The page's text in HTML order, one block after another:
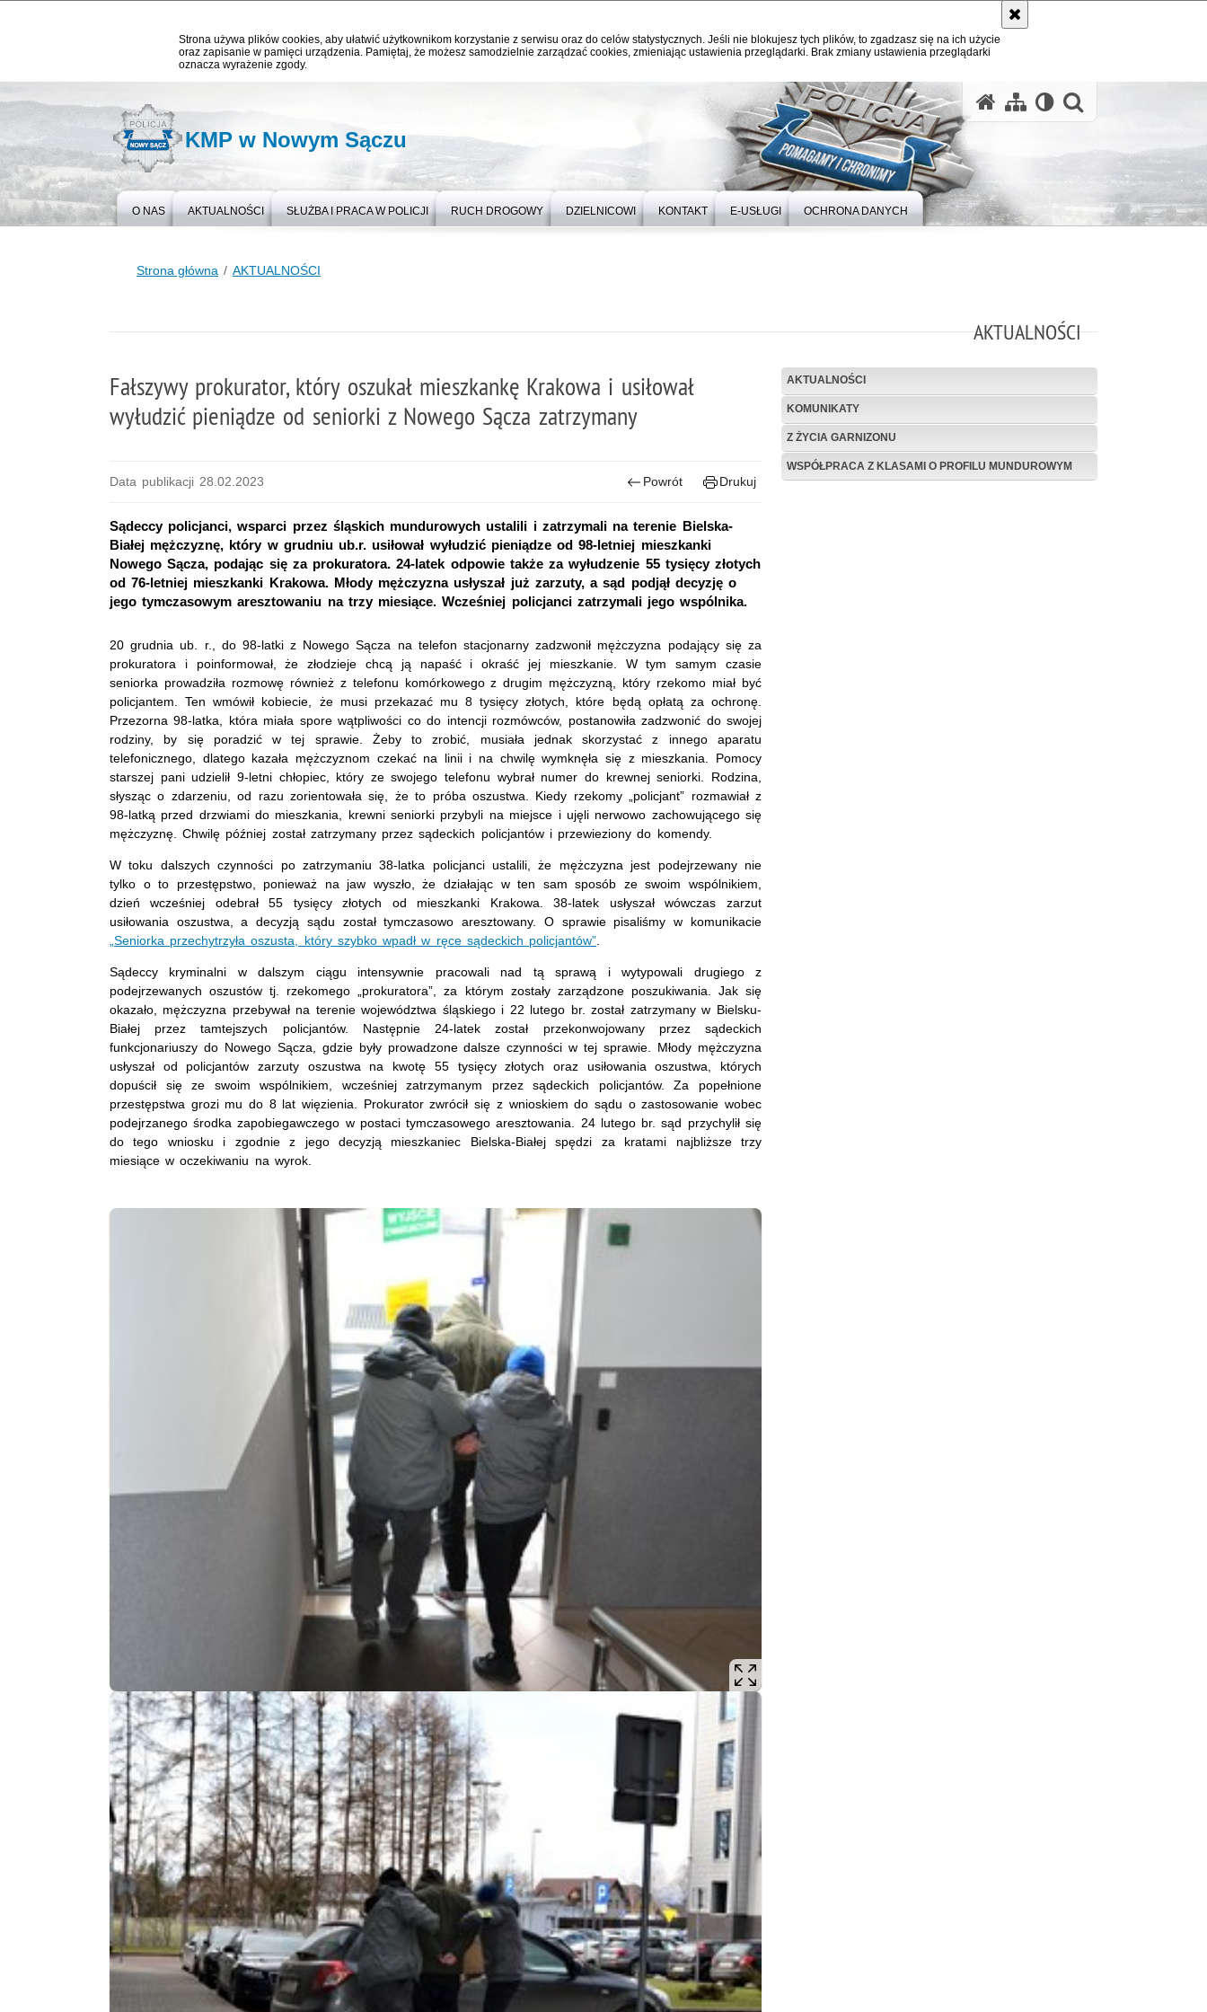
Strona używa plików cookies, aby ułatwić użytkownikom korzystanie z serwisu oraz do celów statystycznych. Jeśli nie blokujesz tych plików, to zgadzasz się na ich użycie
oraz zapisanie w pamięci urządzenia. Pamiętaj, że możesz samodzielnie zarządzać cookies, zmieniając ustawienia przeglądarki. Brak zmiany ustawienia przeglądarki
oznacza wyrażenie zgody.
KMP w Nowym Sączu
O NAS AKTUALNOŚCI SŁUŻBA I PRACA W POLICJI RUCH DROGOWY DZIELNICOWI KONTAKT E-USŁUGI OCHRONA DANYCH
Strona główna AKTUALNOŚCI
AKTUALNOŚCI
Fałszywy prokurator, który oszukał mieszkankę Krakowa i usiłował
wyłudzić pieniądze od seniorki z Nowego Sącza zatrzymany
Data publikacji 28.02.2023 Powrót Drukuj
Sądeccy policjanci, wsparci przez śląskich mundurowych ustalili i zatrzymali na terenie Bielska-
Białej mężczyznę, który w grudniu ub.r. usiłował wyłudzić pieniądze od 98-letniej mieszkanki
Nowego Sącza, podając się za prokuratora. 24-latek odpowie także za wyłudzenie 55 tysięcy złotych
od 76-letniej mieszkanki Krakowa. Młody mężczyzna usłyszał już zarzuty, a sąd podjął decyzję o
jego tymczasowym aresztowaniu na trzy miesiące. Wcześniej policjanci zatrzymali jego wspólnika.
20 grudnia ub. r., do 98-latki z Nowego Sącza na telefon stacjonarny zadzwonił mężczyzna podający się za
prokuratora i poinformował, że złodzieje chcą ją napaść i okraść jej mieszkanie. W tym samym czasie
seniorka prowadziła rozmowę również z telefonu komórkowego z drugim mężczyzną, który rzekomo miał być
policjantem. Ten wmówił kobiecie, że musi przekazać mu 8 tysięcy złotych, które będą opłatą za ochronę.
Przezorna 98-latka, która miała spore wątpliwości co do intencji rozmówców, postanowiła zadzwonić do swojej
rodziny, by się poradzić w tej sprawie. Żeby to zrobić, musiała jednak skorzystać z innego aparatu
telefonicznego, dlatego kazała mężczyznom czekać na linii i na chwilę wymknęła się z mieszkania. Pomocy
starszej pani udzielił 9-letni chłopiec, który ze swojego telefonu wybrał numer do krewnej seniorki. Rodzina,
słysząc o zdarzeniu, od razu zorientowała się, że to próba oszustwa. Kiedy rzekomy „policjant” rozmawiał z
98-latką przed drzwiami do mieszkania, krewni seniorki przybyli na miejsce i ujęli nerwowo zachowującego się
mężczyznę. Chwilę później został zatrzymany przez sądeckich policjantów i przewieziony do komendy.
W toku dalszych czynności po zatrzymaniu 38-latka policjanci ustalili, że mężczyzna jest podejrzewany nie
tylko o to przestępstwo, ponieważ na jaw wyszło, że działając w ten sam sposób ze swoim wspólnikiem,
dzień wcześniej odebrał 55 tysięcy złotych od mieszkanki Krakowa. 38-latek usłyszał wówczas zarzut
usiłowania oszustwa, a decyzją sądu został tymczasowo aresztowany. O sprawie pisaliśmy w komunikacie
„Seniorka przechytrzyła oszusta, który szybko wpadł w ręce sądeckich policjantów”.
Sądeccy kryminalni w dalszym ciągu intensywnie pracowali nad tą sprawą i wytypowali drugiego z
podejrzewanych oszustów tj. rzekomego „prokuratora”, za którym zostały zarządzone poszukiwania. Jak się
okazało, mężczyzna przebywał na terenie województwa śląskiego i 22 lutego br. został zatrzymany w Bielsku-
Białej przez tamtejszych policjantów. Następnie 24-latek został przekonwojowany przez sądeckich
funkcjonariuszy do Nowego Sącza, gdzie były prowadzone dalsze czynności w tej sprawie. Młody mężczyzna
usłyszał od policjantów zarzuty oszustwa na kwotę 55 tysięcy złotych oraz usiłowania oszustwa, których
dopuścił się ze swoim wspólnikiem, wcześniej zatrzymanym przez sądeckich policjantów. Za popełnione
przestępstwa grozi mu do 8 lat więzienia. Prokurator zwrócił się z wnioskiem do sądu o zastosowanie wobec
podejrzanego środka zapobiegawczego w postaci tymczasowego aresztowania. 24 lutego br. sąd przychylił się
do tego wniosku i zgodnie z jego decyzją mieszkaniec Bielska-Białej spędzi za kratami najbliższe trzy
miesiące w oczekiwaniu na wyrok.
AKTUALNOŚCI
KOMUNIKATY
Z ŻYCIA GARNIZONU
WSPÓŁPRACA Z KLASAMI O PROFILU MUNDUROWYM